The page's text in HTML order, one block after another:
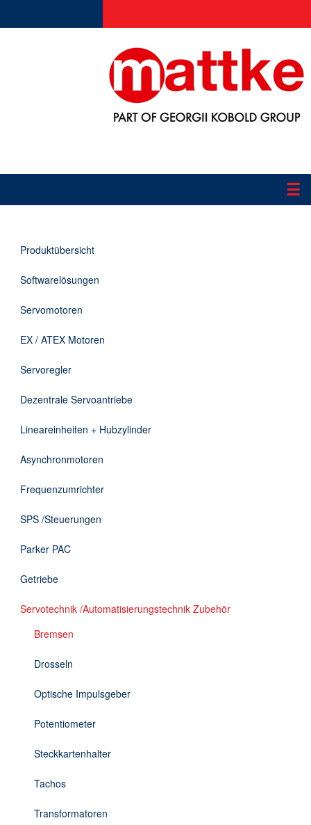
☰
Applikationen
Informationen
Downloads
Kontakt
Produktübersicht
Softwarelösungen
Servomotoren
EX / ATEX Motoren
Servoregler
Dezentrale Servoantriebe
Lineareinheiten + Hubzylinder
Asynchronmotoren
Frequenzumrichter
SPS /Steuerungen
Parker PAC
Getriebe
Servotechnik /Automatisierungstechnik Zubehör
Bremsen
Drosseln
Optische Impulsgeber
Potentiometer
Steckkartenhalter
Tachos
Transformatoren